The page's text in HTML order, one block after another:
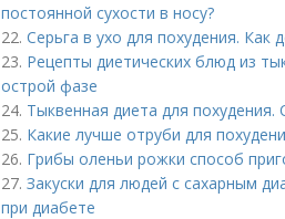
постоянной сухости в носу?
22. Серьга в ухо для похудения. Как
23. Рецепты диетических блюд из
острой фазе
24. Тыквенная диета для
25. Какие лучше отруби для
26. Грибы оленьи рожки способ
27. Закуски для людей с сахарным
при диабете